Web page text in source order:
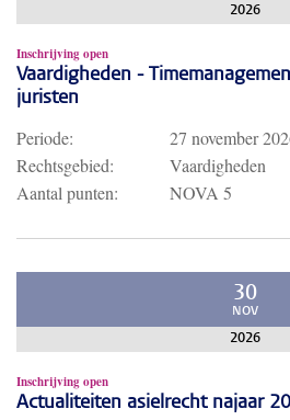
2026
Inschrijving open
Vaardigheden -
juristen
Periode:
27 november
Rechtsgebied:
Vaardigheden
Aantal punten:
NOVA 5
30
NOV
2026
Inschrijving open
Actualiteiten asielrecht najaar